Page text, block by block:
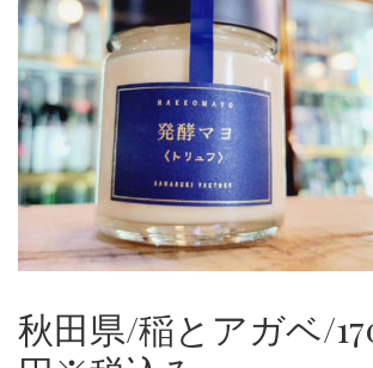
秋田県/稲とアガベ/